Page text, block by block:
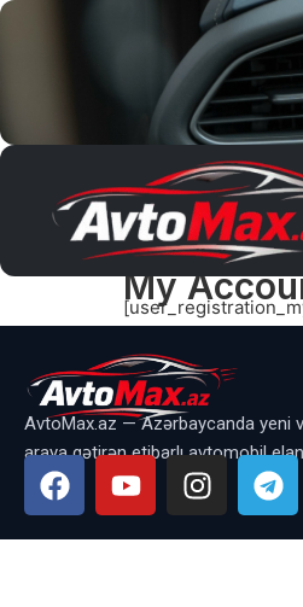
My
AvtoMax.az — Azərbaycanda yeni
araya gətirən etibarlı avtomobil